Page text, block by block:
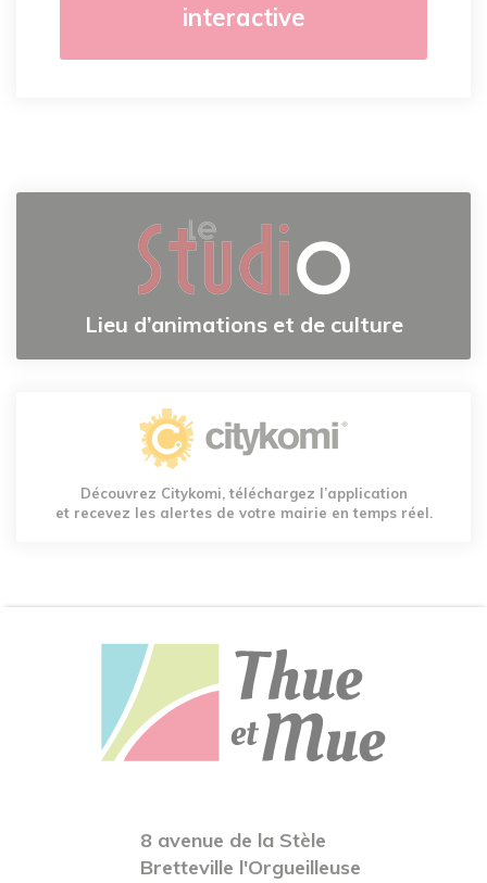
interactive
Lieu d’animations et de culture
Découvrez Citykomi, téléchargez l’application
et recevez les alertes de votre mairie en temps réel.
8 avenue de la Stèle
Bretteville l'Orgueilleuse